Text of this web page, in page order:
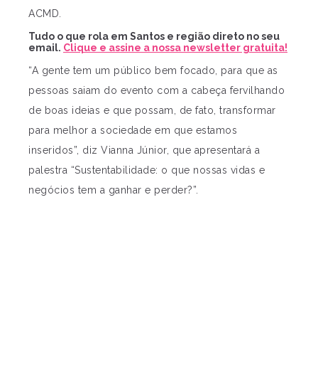
ACMD.
Tudo o que rola em Santos e região direto no seu
email. Clique e assine a nossa newsletter gratuita!
“A gente tem um público bem focado, para que as
pessoas saiam do evento com a cabeça fervilhando
de boas ideias e que possam, de fato, transformar
para melhor a sociedade em que estamos
inseridos”, diz Vianna Júnior, que apresentará a
palestra “Sustentabilidade: o que nossas vidas e
negócios tem a ganhar e perder?”.